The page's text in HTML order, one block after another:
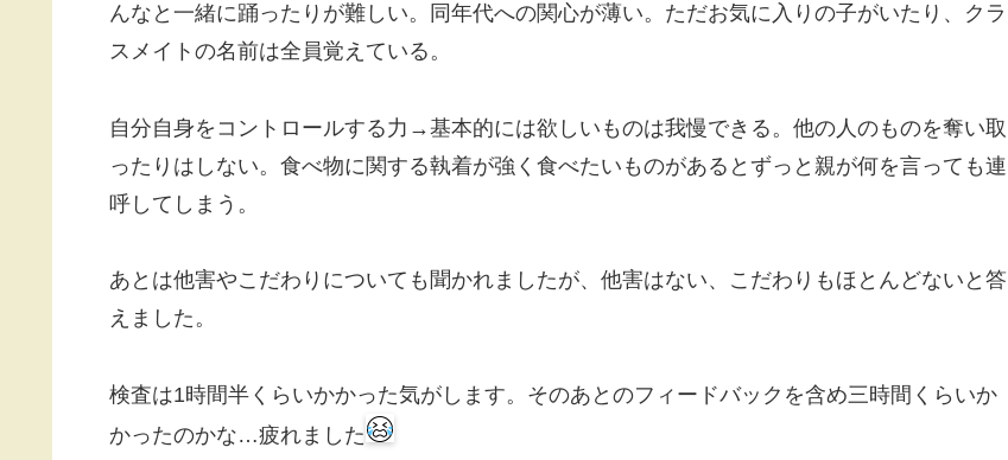
んなと一緒に踊ったりが難しい。同年代への関心が薄い。ただお気に入りの子がいたり、クラ
スメイトの名前は全員覚えている。
自分自身をコントロールする力→基本的には欲しいものは我慢できる。他の人のものを奪い取
ったりはしない。食べ物に関する執着が強く食べたいものがあるとずっと親が何を言っても連
呼してしまう。
あとは他害やこだわりについても聞かれましたが、他害はない、こだわりもほとんどないと答
えました。
検査は1時間半くらいかかった気がします。そのあとのフィードバックを含め三時間くらいか
かったのかな…疲れました